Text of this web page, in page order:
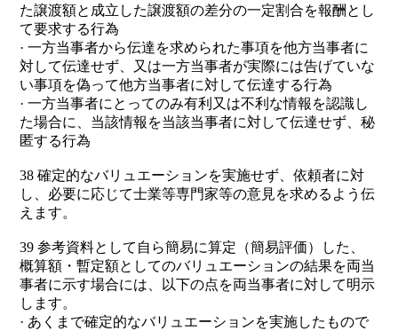
た譲渡額と成立した譲渡額の差分の一定割合を報酬とし
て要求する行為
· 一方当事者から伝達を求められた事項を他方当事者に
対して伝達せず、又は一方当事者が実際には告げていな
い事項を偽って他方当事者に対して伝達する行為
· 一方当事者にとってのみ有利又は不利な情報を認識し
た場合に、当該情報を当該当事者に対して伝達せず、秘
匿する行為
38 確定的なバリュエーションを実施せず、依頼者に対
し、必要に応じて士業等専門家等の意見を求めるよう伝
えます。
39 参考資料として自ら簡易に算定（簡易評価）した、
概算額・暫定額としてのバリュエーションの結果を両当
事者に示す場合には、以下の点を両当事者に対して明示
します。
· あくまで確定的なバリュエーションを実施したもので